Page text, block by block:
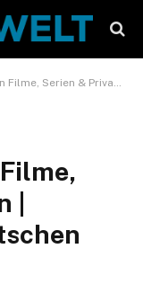
| Aufstieg in der deutschen Schauspielszene